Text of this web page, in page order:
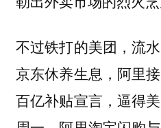
不过铁打的美团，流
京东休养生息，阿里
百亿补贴宣言，逼得